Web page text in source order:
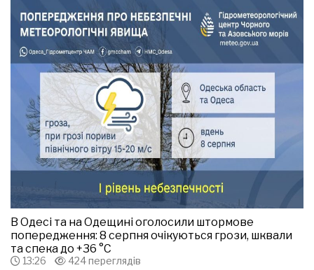
В Одесі та на Одещині оголосили штормове
попередження: 8 серпня очікуються грози, шквали
та спека до +36 °С
13:26 424 переглядів